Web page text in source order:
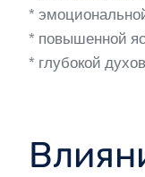
*
* повышенной
* глубокой